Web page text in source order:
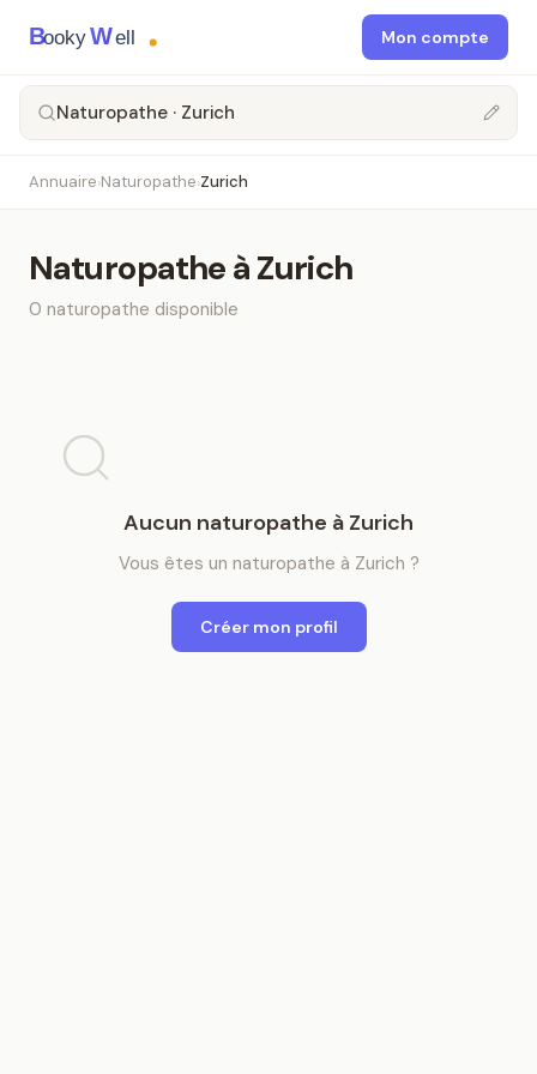
BookyWell Mon compte
Naturopathe · Zurich
Annuaire›Naturopathe›Zurich
NaturopatheàZurich
0 naturopathe disponible
Aucun naturopathe à Zurich
Vous êtes un naturopathe à Zurich ?
Créer mon profil